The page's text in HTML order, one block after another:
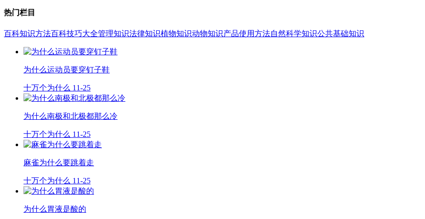
热门栏目
百科知识方法百科技巧大全管理知识法律知识植物知识动物知识产品使用方法自然科学知识公共基础知识
为什么运动员要穿钉子鞋
十万个为什么 11-25
为什么南极和北极都那么冷
十万个为什么 11-25
麻雀为什么要跳着走
十万个为什么 11-25
为什么胃液是酸的